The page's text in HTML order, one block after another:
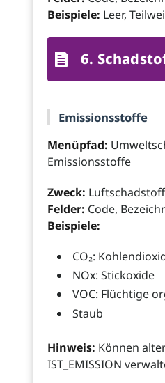
Beispiele: Leer,
6.
Emissionsstoffe
Menüpfad:
Emissionsstoffe
Zweck:
Felder: Code,
Beispiele:
CO₂:
NOx: Stickoxide
VOC: Flüchtige
Staub
Hinweis: Können
IST_EMISSION